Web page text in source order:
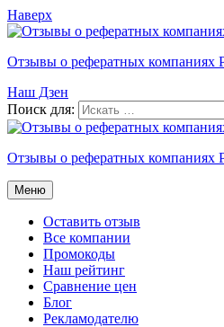
Наверх
Отзывы о рефератных компаниях
Наш Дзен
Поиск для:
Отзывы о рефератных компаниях
Меню
Оставить отзыв
Все компании
Промокоды
Наш рейтинг
Сравнение цен
Блог
Рекламодателю